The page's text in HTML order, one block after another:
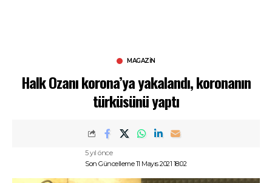
MAGAZIN
Halk Ozanı korona’ya yakalandı, koronanın
türküsünü yaptı
Son Güncelleme 11 Mayıs 2021 18:02
5 yıl önce